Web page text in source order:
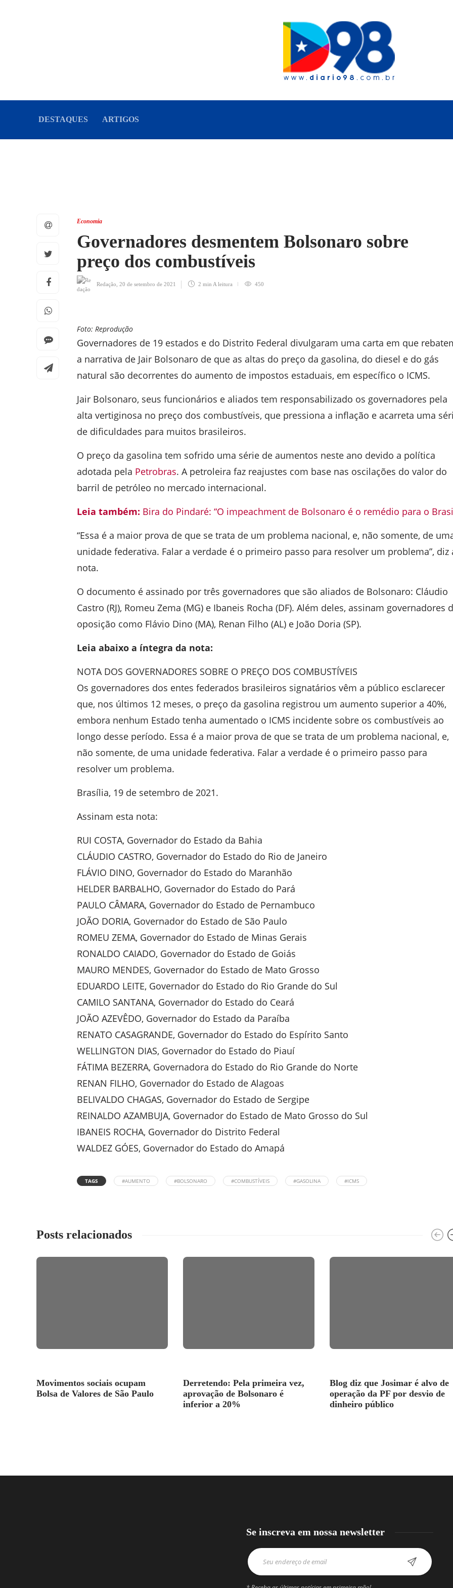
DESTAQUES ARTIGOS
Economia
Governadores desmentem Bolsonaro sobre
preço dos combustíveis
Redação 20 de setembro de 2021 2 min A leitura 450
Foto: Reprodução
Governadores de 19 estados e do Distrito Federal divulgaram uma carta em que
a narrativa de Jair Bolsonaro de que as altas do preço da gasolina, do diesel e do gás
natural são decorrentes do aumento de impostos estaduais, em específico o ICMS.
Jair Bolsonaro, seus funcionários e aliados tem responsabilizado os governadores pela
alta vertiginosa no preço dos combustíveis, que pressiona a inflação e acarreta uma
de dificuldades para muitos brasileiros.
O preço da gasolina tem sofrido uma série de aumentos neste ano devido a política
adotada pela Petrobras. A petroleira faz reajustes com base nas oscilações do valor do
barril de petróleo no mercado internacional.
Leia também: Bira do Pindaré: “O impeachment de Bolsonaro é o remédio para o
“Essa é a maior prova de que se trata de um problema nacional, e, não somente, de
unidade federativa. Falar a verdade é o primeiro passo para resolver um problema”, diz
nota.
O documento é assinado por três governadores que são aliados de Bolsonaro: Cláudio
Castro (RJ), Romeu Zema (MG) e Ibaneis Rocha (DF). Além deles, assinam governadores
oposição como Flávio Dino (MA), Renan Filho (AL) e João Doria (SP).
Leia abaixo a íntegra da nota:
NOTA DOS GOVERNADORES SOBRE O PREÇO DOS COMBUSTÍVEIS
Os governadores dos entes federados brasileiros signatários vêm a público esclarecer
que, nos últimos 12 meses, o preço da gasolina registrou um aumento superior a 40%,
embora nenhum Estado tenha aumentado o ICMS incidente sobre os combustíveis ao
longo desse período. Essa é a maior prova de que se trata de um problema nacional, e,
não somente, de uma unidade federativa. Falar a verdade é o primeiro passo para
resolver um problema.
Brasília, 19 de setembro de 2021.
Assinam esta nota:
RUI COSTA, Governador do Estado da Bahia
CLÁUDIO CASTRO, Governador do Estado do Rio de Janeiro
FLÁVIO DINO, Governador do Estado do Maranhão
HELDER BARBALHO, Governador do Estado do Pará
PAULO CÂMARA, Governador do Estado de Pernambuco
JOÃO DORIA, Governador do Estado de São Paulo
ROMEU ZEMA, Governador do Estado de Minas Gerais
RONALDO CAIADO, Governador do Estado de Goiás
MAURO MENDES, Governador do Estado de Mato Grosso
EDUARDO LEITE, Governador do Estado do Rio Grande do Sul
CAMILO SANTANA, Governador do Estado do Ceará
JOÃO AZEVÊDO, Governador do Estado da Paraíba
RENATO CASAGRANDE, Governador do Estado do Espírito Santo
WELLINGTON DIAS, Governador do Estado do Piauí
FÁTIMA BEZERRA, Governadora do Estado do Rio Grande do Norte
RENAN FILHO, Governador do Estado de Alagoas
BELIVALDO CHAGAS, Governador do Estado de Sergipe
REINALDO AZAMBUJA, Governador do Estado de Mato Grosso do Sul
IBANEIS ROCHA, Governador do Distrito Federal
WALDEZ GÓES, Governador do Estado do Amapá
TAGS #AUMENTO #BOLSONARO #COMBUSTÍVEIS #GASOLINA #ICMS
Posts relacionados
Movimentos sociais ocupam
Bolsa de Valores de São Paulo
Derretendo: Pela primeira vez,
aprovação de Bolsonaro é
inferior a 20%
Blog diz que Josimar é alvo de
operação da PF por desvio de
dinheiro público
Se inscreva em nossa newsletter